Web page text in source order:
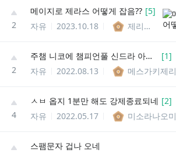
2
메이지로 제라스 어떻게 잡음?? [5]
자유
2023.10.18 제리는정말ㄱㅇㅇ
2
주챔 니코에 챔피언풀 신드라 아우솔인데 [1]
자유
2022.08.13 메스가키제리
4
ㅅㅂ 옵지 1분만 해도 강제종료되네 [2]
자유
2022.05.17 미소라나오미
스팸문자 겁나 오네